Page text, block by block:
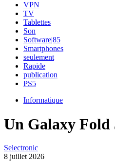
VPN
TV
Tablettes
Son
Software|85
Smartphones
seulement
Rapide
publication
PS5
Informatique
Un Galaxy Fold
Selectronic
8 juillet 2026